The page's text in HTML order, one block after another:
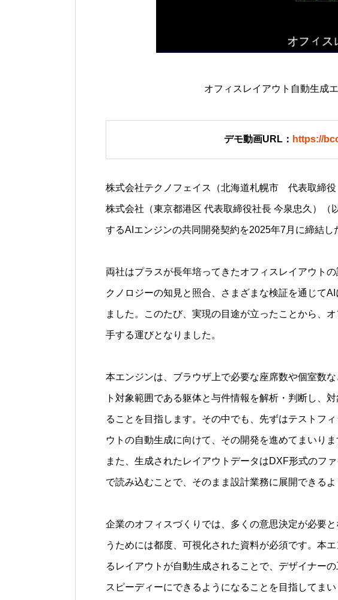
オフィスレイアウト自動生成
デモ動画URL： https://
株式会社テクノフェイス（北海道札幌市 代表取締
株式会社（東京都港区 代表取締役社長 今泉忠久）
するAIエンジンの共同開発契約を2025年7月に締結し
両社はプラスが長年培ってきたオフィスレイアウト
クノロジーの知見と照合、さまざまな検証を通じて
ました。このたび、実現の目途が立ったことから、
手する運びとなりました。
本エンジンは、ブラウザ上で必要な座席数や個室数
ト対象範囲である躯体と与件情報を解析・判断し、
ることを目指します。その中でも、先ずはテストフ
ウトの自動生成に向けて、その開発を進めてまいりま
また、生成されたレイアウトデータはDXF形式のフ
で読み込むことで、そのまま設計業務に展開できるよ
企業のオフィスづくりでは、多くの意思決定が必要
うためには都度、可視化された資料が必須です。本
るレイアウトが自動生成されることで、デザイナー
スピーディーにできるようになることを目指してまい